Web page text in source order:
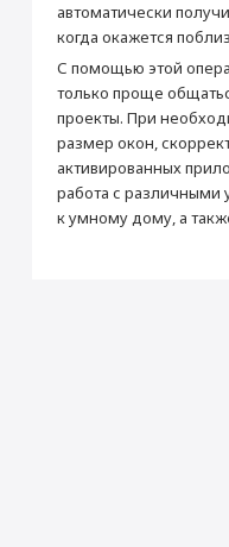
автоматически
когда окажется
С помощью этой
только проще
проекты. При
размер окон,
активированных
работа с различными
к умному дому, а
Процессор
Производитель
Процессор
Количество ядер
Память
Встроенная память
Поддержка карт памяти